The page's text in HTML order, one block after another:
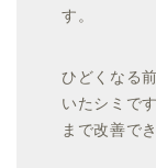
す。
ひどくなる
いたシミで
まで改善で